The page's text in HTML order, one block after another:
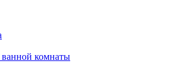
комнаты